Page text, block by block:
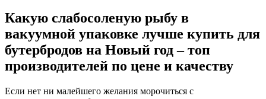
Какую слабосоленую рыбу в
вакуумной упаковке лучше купить для
бутербродов на Новый год – топ
производителей по цене и качеству
Если нет ни малейшего желания морочиться с